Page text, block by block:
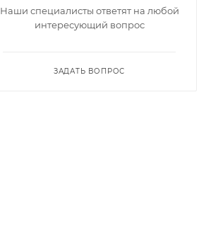
Наши специалисты ответят на любой
интересующий вопрос
ЗАДАТЬ ВОПРОС